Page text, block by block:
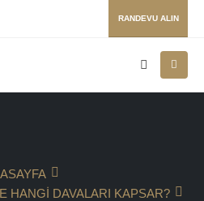
RANDEVU ALIN
HANGI DAVALARI KAPSAR?